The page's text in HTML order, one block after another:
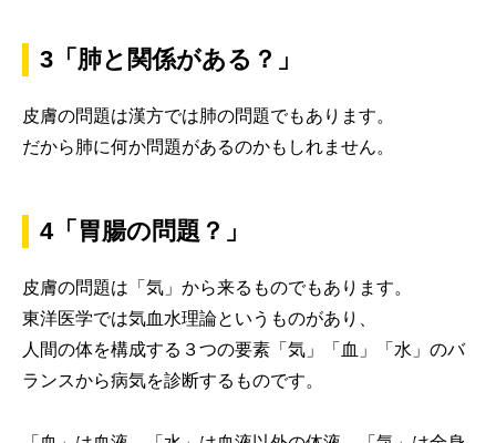
3「肺と関係がある？」
皮膚の問題は漢方では肺の問題でもあります。
だから肺に何か問題があるのかもしれません。
4「胃腸の問題？」
皮膚の問題は「気」から来るものでもあります。
東洋医学では気血水理論というものがあり、
人間の体を構成する３つの要素「気」「血」「水」のバ
ランスから病気を診断するものです。